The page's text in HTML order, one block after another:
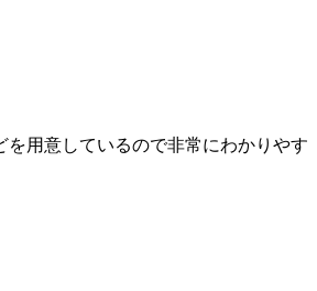
用意しているので非常にわかりやす